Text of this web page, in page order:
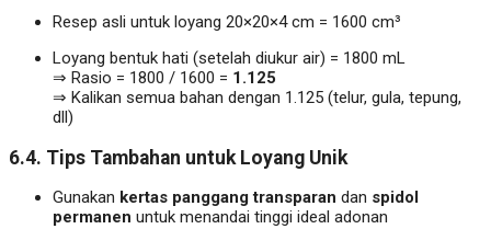
Resep asli untuk loyang 20×20×4 cm = 1600 cm³
Loyang bentuk hati (setelah diukur air) = 1800 mL
⇒ Rasio = 1800 / 1600 = 1.125
⇒ Kalikan semua bahan dengan 1.125 (telur, gula, tepung,
dll)
6.4. Tips Tambahan untuk Loyang Unik
Gunakan kertas panggang transparan dan spidol
permanen untuk menandai tinggi ideal adonan